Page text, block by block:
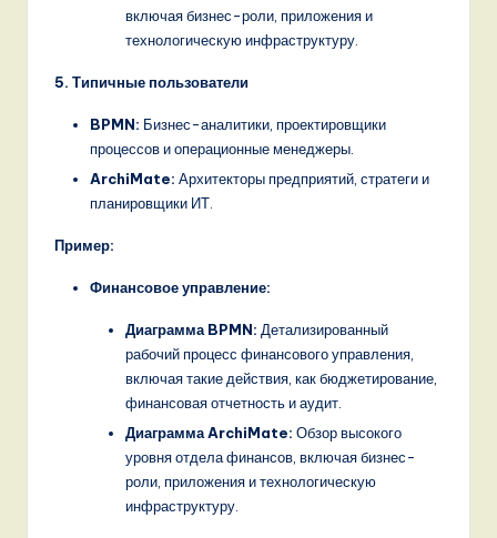
включая бизнес-роли, приложения и
технологическую инфраструктуру.
5. Типичные пользователи
BPMN: Бизнес-аналитики, проектировщики
процессов и операционные менеджеры.
ArchiMate: Архитекторы предприятий, стратеги и
планировщики ИТ.
Пример:
Финансовое управление:
Диаграмма BPMN: Детализированный
рабочий процесс финансового управления,
включая такие действия, как бюджетирование,
финансовая отчетность и аудит.
Диаграмма ArchiMate: Обзор высокого
уровня отдела финансов, включая бизнес-
роли, приложения и технологическую
инфраструктуру.